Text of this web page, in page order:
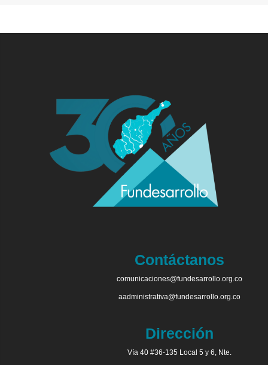
Contáctanos
comunicaciones@fundesarrollo.org.co
aadministrativa@fundesarrollo.org.co
Dirección
Vía 40 #36-135 Local 5 y 6, Nte.